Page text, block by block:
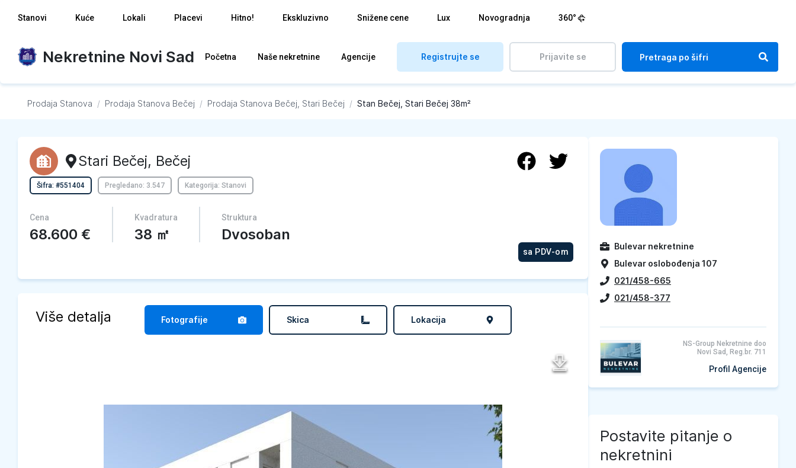
Stanovi Kuće Lokali Placevi Hitno! Ekskluzivno Snižene cene Lux Novogradnja 360°
Nekretnine Novi Sad Početna Naše nekretnine Agencije Registrujte se Prijavite se
Prodaja Stanova / Prodaja Stanova Bečej / Prodaja Stanova Bečej, Stari Bečej / Stan Bečej, Stari Bečej 38m²
Stari Bečej, Bečej
Šifra: #551404 Pregledano: 3.547 Kategorija: Stanovi
Cena
68.600 €
Kvadratura
38 ㎡
Struktura
Dvosoban
sa PDV-om
Više detalja Fotografije Skica Lokacija
Bulevar nekretnine
Bulevar oslobođenja 107
021/458-665
021/458-377
NS-Group Nekretnine doo
Novi Sad, Reg.br. 711
Profil Agencije
Postavite pitanje o
nekretnini